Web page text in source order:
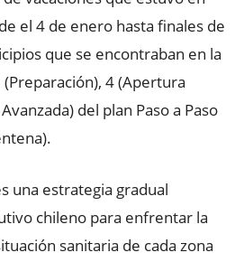
el 4 de enero hasta finales de
que se encontraban en la
4 (Apertura
del plan Paso a Paso
una estrategia gradual
chileno para enfrentar la
sanitaria de cada zona